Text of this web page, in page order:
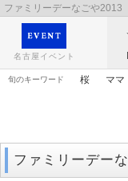
ファミリーデーなごや2013
映画や音楽コンサート、レジ
屋のイベント情報を幅広く掲載
名古屋イベント
旬のキーワード 桜 ママ
ファミリーデー